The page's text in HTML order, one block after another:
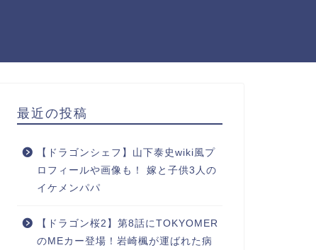
最近の投稿
【ドラゴンシェフ】山下泰史wiki風プ
ロフィールや画像も！ 嫁と子供3人の
イケメンパパ
【ドラゴン桜2】第8話にTOKYOMER
のMEカー登場！岩崎楓が運ばれた病